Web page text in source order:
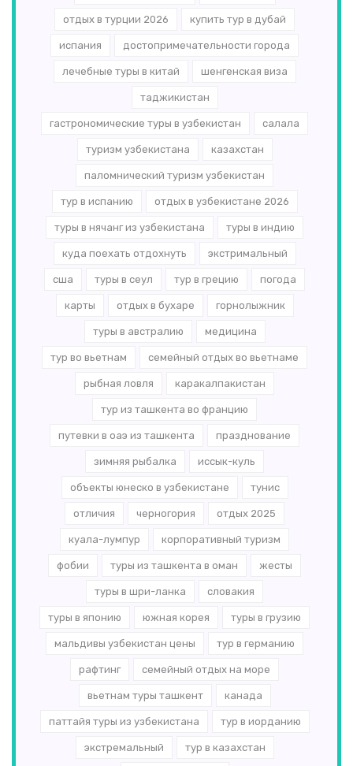
отдых в турции 2026 купить тур в дубай
испания достопримечательности города
лечебные туры в китай шенгенская виза
таджикистан
гастрономические туры в узбекистан салала
туризм узбекистана казахстан
паломнический туризм узбекистан
тур в испанию отдых в узбекистане 2026
туры в нячанг из узбекистана туры в индию
куда поехать отдохнуть экстримальный
сша туры в сеул тур в грецию погода
карты отдых в бухаре горнолыжник
туры в австралию медицина
тур во вьетнам семейный отдых во вьетнаме
рыбная ловля каракалпакистан
тур из ташкента во францию
путевки в оаэ из ташкента празднование
зимняя рыбалка иссык-куль
объекты юнеско в узбекистане тунис
отличия черногория отдых 2025
куала-лумпур корпоративный туризм
фобии туры из ташкента в оман жесты
туры в шри-ланка словакия
туры в японию южная корея туры в грузию
мальдивы узбекистан цены тур в германию
рафтинг семейный отдых на море
вьетнам туры ташкент канада
паттайя туры из узбекистана тур в иорданию
экстремальный тур в казахстан